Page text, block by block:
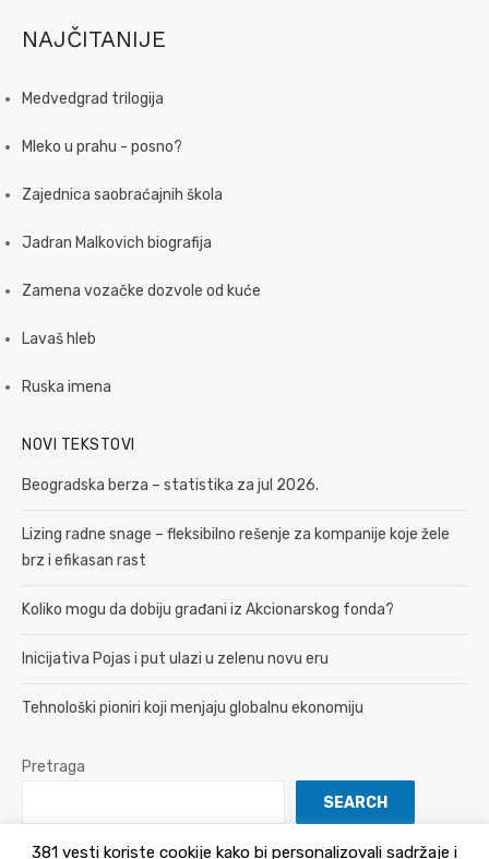
NAJČITANIJE
Medvedgrad trilogija
Mleko u prahu - posno?
Zajednica saobraćajnih škola
Jadran Malkovich biografija
Zamena vozačke dozvole od kuće
Lavaš hleb
Ruska imena
NOVI TEKSTOVI
Beogradska berza – statistika za jul 2026.
Lizing radne snage – fleksibilno rešenje za kompanije koje žele
brz i efikasan rast
Koliko mogu da dobiju građani iz Akcionarskog fonda?
Inicijativa Pojas i put ulazi u zelenu novu eru
Tehnološki pioniri koji menjaju globalnu ekonomiju
Pretraga
SEARCH
381 vesti koriste cookije kako bi personalizovali sadržaje i